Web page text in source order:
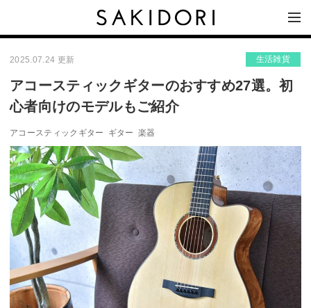
2025.07.24 更新 生活雑貨
アコースティックギターのおすすめ27選。初
心者向けのモデルもご紹介
アコースティックギター ギター 楽器